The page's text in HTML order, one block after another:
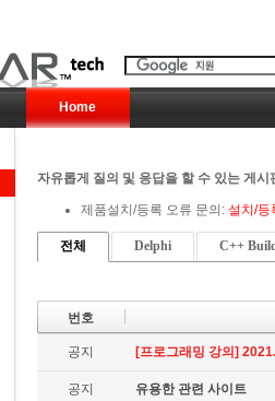
Home
자유롭게 질의 및 응답을 할 수 있는 게
제품설치/등록 오류 문의: 설치/등
전체 Delphi C++
번호
공지 [프로그래밍 강의]
공지 유용한 관련 사이트